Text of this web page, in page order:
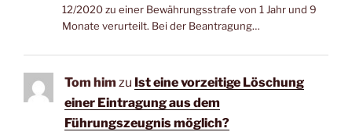
12/2020 zu einer Bewährungsstrafe von 1 Jahr und 9
Monate verurteilt. Bei der Beantragung…
Tom him zu Ist eine vorzeitige Löschung
einer Eintragung aus dem
Führungszeugnis möglich?